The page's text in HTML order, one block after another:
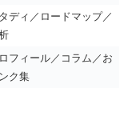
ディ／ロードマップ／
フィール／コラム／お
ク集